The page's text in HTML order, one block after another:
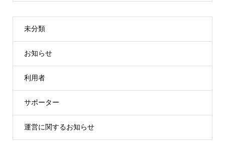
未分類
お知らせ
利用者
サポーター
運営に関するお知らせ